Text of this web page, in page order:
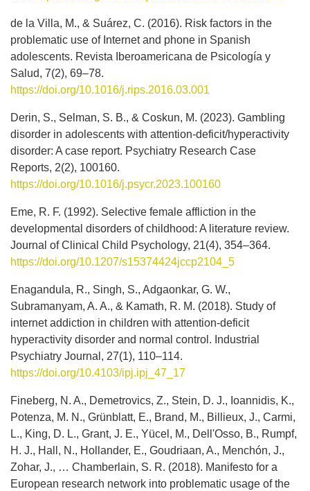
de la Villa, M., & Suárez, C. (2016). Risk factors in the
problematic use of Internet and phone in Spanish
adolescents. Revista Iberoamericana de Psicología y
Salud, 7(2), 69–78.
https://doi.org/10.1016/j.rips.2016.03.001
Derin, S., Selman, S. B., & Coskun, M. (2023). Gambling
disorder in adolescents with attention-deficit/hyperactivity
disorder: A case report. Psychiatry Research Case
Reports, 2(2), 100160.
https://doi.org/10.1016/j.psycr.2023.100160
Eme, R. F. (1992). Selective female affliction in the
developmental disorders of childhood: A literature review.
Journal of Clinical Child Psychology, 21(4), 354–364.
https://doi.org/10.1207/s15374424jccp2104_5
Enagandula, R., Singh, S., Adgaonkar, G. W.,
Subramanyam, A. A., & Kamath, R. M. (2018). Study of
internet addiction in children with attention-deficit
hyperactivity disorder and normal control. Industrial
Psychiatry Journal, 27(1), 110–114.
https://doi.org/10.4103/ipj.ipj_47_17
Fineberg, N. A., Demetrovics, Z., Stein, D. J., Ioannidis, K.,
Potenza, M. N., Grünblatt, E., Brand, M., Billieux, J., Carmi,
L., King, D. L., Grant, J. E., Yücel, M., Dell'Osso, B., Rumpf,
H. J., Hall, N., Hollander, E., Goudriaan, A., Menchón, J.,
Zohar, J., … Chamberlain, S. R. (2018). Manifesto for a
European research network into problematic usage of the